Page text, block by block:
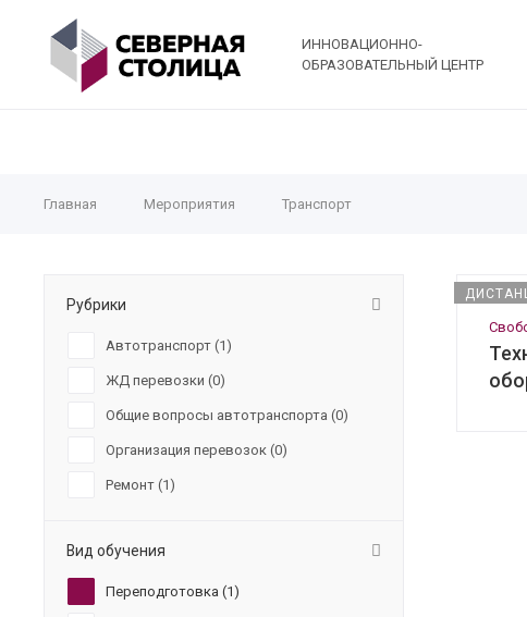
ИННОВАЦИОННО-
ОБРАЗОВАТЕЛЬНЫЙ ЦЕНТР
Главная Мероприятия Транспорт
Рубрики
Автотранспорт (1)
ЖД перевозки (0)
Общие вопросы автотранспорта (0)
Организация перевозок (0)
Ремонт (1)
Вид обучения
Переподготовка (1)